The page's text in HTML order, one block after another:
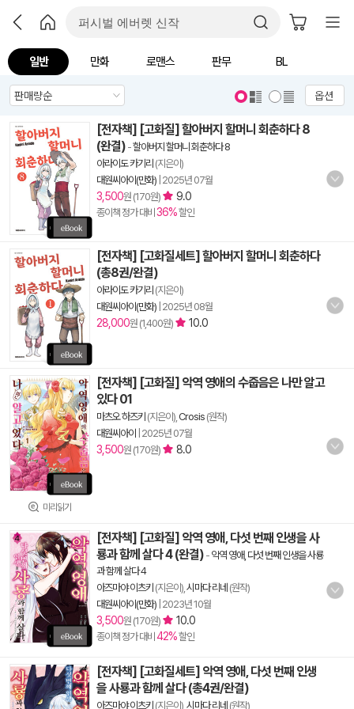
일반 만화 로맨스 판무 BL
옵션
[전자책] [고화질] 할아버지 할머니 회춘하다 8
(완결) -할아버지 할머니 회춘하다 8
아라이도 카기리 (지은이)
대원씨아이(만화) 2025년 07월
3,500원 (170원) 9.0
종이책 정가 대비 36%할인
[전자책] [고화질세트] 할아버지 할머니 회춘하다
(총8권/완결)
아라이도 카기리 (지은이)
대원씨아이(만화) 2025년 08월
28,000원 (1,400원) 10.0
미리읽기
[전자책] [고화질] 악역 영애의 수줍음은 나만 알고
있다 01
마츠오 하즈키 (지은이), Crosis (원작)
대원씨아이
2025년 07월
3,500원 (170원) 8.0
[전자책] [고화질] 악역 영애, 다섯 번째 인생을 사
룡과 함께 살다 4 (완결) - 악역 영애, 다섯 번째 인생을 사룡
과 함께 살다 4
아즈마야 이츠키 (지은이), 시마다 리네 (원작)
대원씨아이(만화) 2023년 10월
3,500원 (170원) 10.0
종이책 정가 대비 42%할인
[전자책] [고화질세트] 악역 영애, 다섯 번째 인생
을 사룡과 함께 살다 (총4권/완결)
아즈마야 이츠키 (지은이), 시마다 리네 (원작)